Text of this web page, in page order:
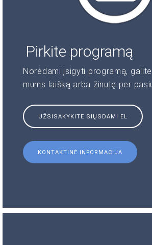
Pirkite programą
Norėdami įsigyti programą,
mums laišką arba žinutę per
UŽSISAKYKITE SIŲSDAMI EL
KONTAKTINĖ INFORMACIJA